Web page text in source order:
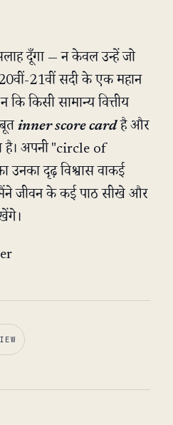
दूँगा — न केवल उन्हें जो
21वीं सदी के एक महान
कि किसी सामान्य वित्तीय
inner score cardहै और
है। अपनी "circle of
उनका दृढ़ विश्वास वाकई
मैंने जीवन के कई पाठ सीखे और